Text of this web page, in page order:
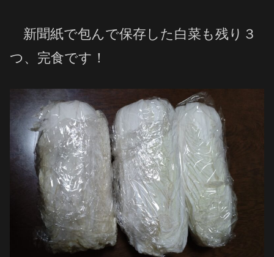
新聞紙で包んで保存した白菜も残り３
つ、完食です！